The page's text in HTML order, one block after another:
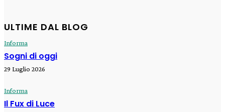
ULTIME DAL BLOG
Informa
Sogni di oggi
29 Luglio 2026
Informa
Il Fux di Luce